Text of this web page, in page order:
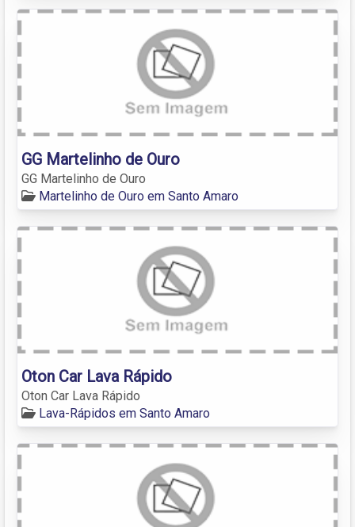
GG Martelinho de Ouro
GG Martelinho de Ouro
Martelinho de Ouro em Santo Amaro
Oton Car Lava Rápido
Oton Car Lava Rápido
Lava-Rápidos em Santo Amaro